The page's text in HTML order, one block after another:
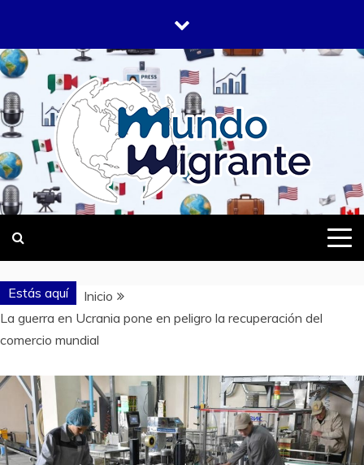
contenido
MUNDO
MIGRANTE
DONDE TODOS SOMOS MIGRANTES
Estás aquí
Inicio
La guerra en Ucrania pone en peligro la recuperación del
comercio mundial